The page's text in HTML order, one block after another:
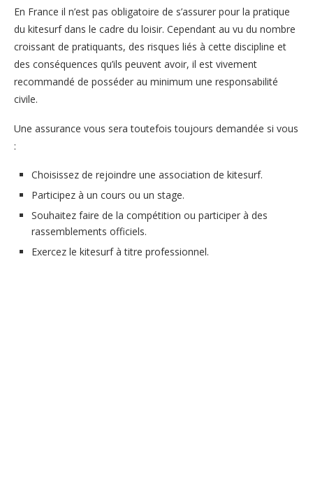
En France il n’est pas obligatoire de s’assurer pour la pratique
du kitesurf dans le cadre du loisir. Cependant au vu du nombre
croissant de pratiquants, des risques liés à cette discipline et
des conséquences qu’ils peuvent avoir, il est vivement
recommandé de posséder au minimum une responsabilité
civile.
Une assurance vous sera toutefois toujours demandée si vous
:
Choisissez de rejoindre une association de kitesurf.
Participez à un cours ou un stage.
Souhaitez faire de la compétition ou participer à des
rassemblements officiels.
Exercez le kitesurf à titre professionnel.